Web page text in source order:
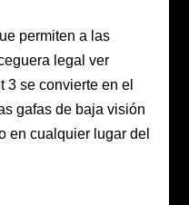
permiten a las
legal ver
3 se convierte en el
gafas de baja visión
en cualquier lugar del